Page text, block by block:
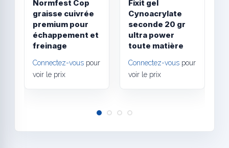
Normfest Cop
graisse cuivrée
premium pour
échappement et
freinage
Connectez-vous pour
voir le prix
Fixit gel
Cynoacrylate
seconde 20 gr
ultra power
toute matière
Connectez-vous pour
voir le prix